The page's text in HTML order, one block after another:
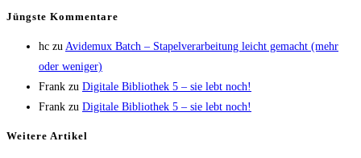
Jüngs­te Kommentare
hc zu Avi­de­mux Batch – Sta­pel­ver­ar­bei­tung leicht gemacht (mehr
oder weniger)
Frank zu Digi­ta­le Biblio­thek 5 – sie lebt noch!
Frank zu Digi­ta­le Biblio­thek 5 – sie lebt noch!
Wei­te­re Artikel